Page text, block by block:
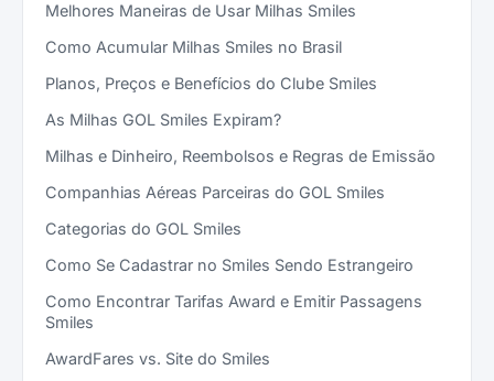
Melhores Maneiras de Usar Milhas Smiles
Como Acumular Milhas Smiles no Brasil
Planos, Preços e Benefícios do Clube Smiles
As Milhas GOL Smiles Expiram?
Milhas e Dinheiro, Reembolsos e Regras de Emissão
Companhias Aéreas Parceiras do GOL Smiles
Categorias do GOL Smiles
Como Se Cadastrar no Smiles Sendo Estrangeiro
Como Encontrar Tarifas Award e Emitir Passagens
Smiles
AwardFares vs. Site do Smiles